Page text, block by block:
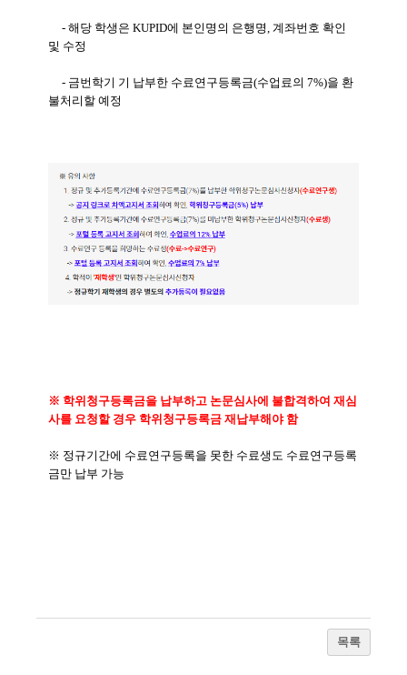
- 해당 학생은 KUPID에 본인명의 은행명, 계좌번호 확인
및 수정
- 금번학기 기 납부한 수료연구등록금(수업료의 7%)을 환
불처리할 예정
※ 학위청구등록금을 납부하고 논문심사에 불합격하여 재심
사를 요청할 경우 학위청구등록금 재납부해야 함
※ 정규기간에 수료연구등록을 못한 수료생도 수료연구등록
금만 납부 가능
목록